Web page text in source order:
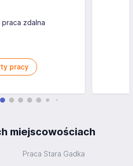
praca zdalna
pracy
miejscowościach
Praca Stara Gadka